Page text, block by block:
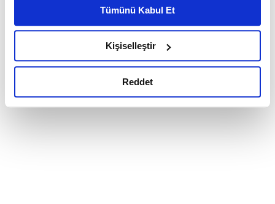
Metnimizi ziyaret edebilirsiniz.
6698 sayılı Kişisel Verilerin Korunması Kanunu uyarınca
okumak ve sitemizi ziyaretiniz kapsamında
gerçekleştirilen veri işleme faaliyetleri ile ilgili daha
detaylı bilgi almak için lütfentıklayınız.
Tümünü Kabul Et
Kişiselleştir
Reddet